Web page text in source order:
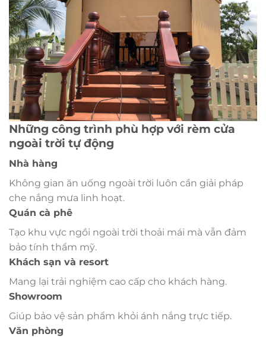
Những công trình phù hợp với rèm cửa
ngoài trời tự động
Nhà hàng
Không gian ăn uống ngoài trời luôn cần giải pháp
che nắng mưa linh hoạt.
Quán cà phê
Tạo khu vực ngồi ngoài trời thoải mái mà vẫn đảm
bảo tính thẩm mỹ.
Khách sạn và resort
Mang lại trải nghiệm cao cấp cho khách hàng.
Showroom
Giúp bảo vệ sản phẩm khỏi ánh nắng trực tiếp.
Văn phòng